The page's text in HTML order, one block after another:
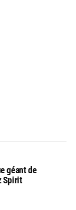
géant de
Spirit